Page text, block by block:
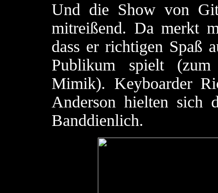
Und die Show von
mitreißend. Da merkt
dass er richtigen Spaß
Publikum spielt
Mimik). Keyboarder
Anderson hielten sich
Banddienlich.